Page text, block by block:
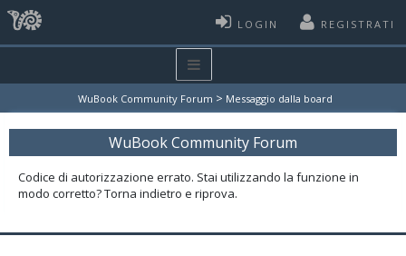
LOGIN REGISTRATI
WuBook Community Forum > Messaggio dalla board
WuBook Community Forum
Codice di autorizzazione errato. Stai utilizzando la funzione in
modo corretto? Torna indietro e riprova.